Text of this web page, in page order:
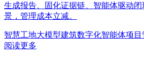
生成报告、固化证据链、智能体驱动
景，管理成本立减。
智慧工地大模型建筑数字化智能体项目
阅读更多